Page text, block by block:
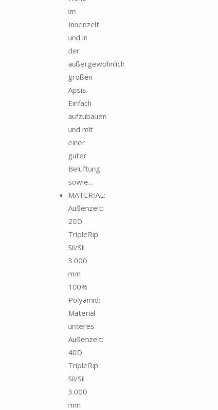
im
Innenzelt
und in
der
außergewöhnlich
großen
Apsis.
Einfach
aufzubauen
und mit
einer
guter
Belüftung
sowie...
MATERIAL:
Außenzelt:
20D
TripleRip
Sil/Sil
3.000
mm
100%
Polyamid;
Material
unteres
Außenzelt:
40D
TripleRip
Sil/Sil
3.000
mm